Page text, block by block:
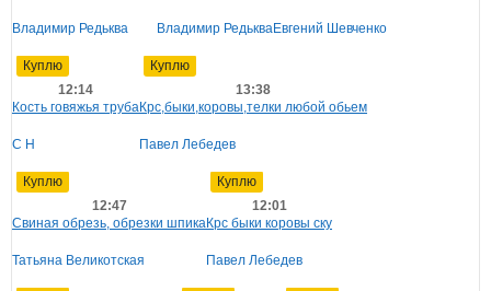
Владимир Редьква Владимир РедькваЕвгений Шевченко
Куплю
12:14
Кость говяжья труба
С Н
Куплю
13:38
Крс,быки,коровы,телки любой обьем
Павел Лебедев
Куплю
12:47
Свиная обрезь, обрезки шпика
Татьяна Великотская
Куплю
12:01
Крс быки коровы ску
Павел Лебедев